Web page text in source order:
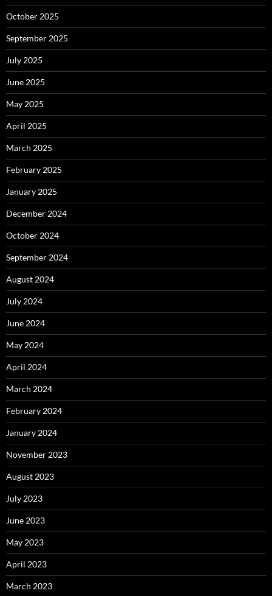
October 2025
September 2025
July 2025
June 2025
May 2025
April 2025
March 2025
February 2025
January 2025
December 2024
October 2024
September 2024
August 2024
July 2024
June 2024
May 2024
April 2024
March 2024
February 2024
January 2024
November 2023
August 2023
July 2023
June 2023
May 2023
April 2023
March 2023